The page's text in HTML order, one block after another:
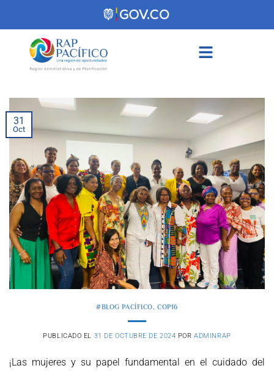
31
Oct
#BLOG PACÍFICO,COP16
PUBLICADO EL 31 DE OCTUBRE DE 2024 PORADMINRAP
¡Las mujeres y su papel fundamental en el cuidado del